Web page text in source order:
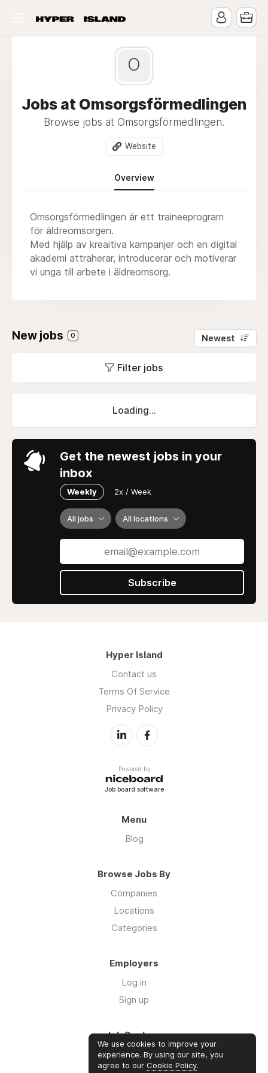
O
Jobs at Omsorgsförmedlingen
Browse jobs at Omsorgsförmedlingen.
Website
Overview
Omsorgsförmedlingen är ett traineeprogram
för äldreomsorgen.
Med hjälp av kreaitiva kampanjer och en digital
akademi attraherar, introducerar och motiverar
vi unga till arbete i äldreomsorg.
New jobs 0 Newest
Filter jobs
Loading...
Get the newest jobs in your
inbox
Weekly 2x / Week
All jobs All locations
Subscribe
Hyper Island
Contact us
Terms Of Service
Privacy Policy
Powered by
Job board software
Menu
Blog
Browse Jobs By
Companies
Locations
Categories
Employers
Log in
Sign up
Job Seekers
Log in
We use cookies to improve your
experience. By using our site, you
agree to our Cookie Policy.